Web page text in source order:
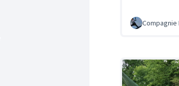
Compagnie